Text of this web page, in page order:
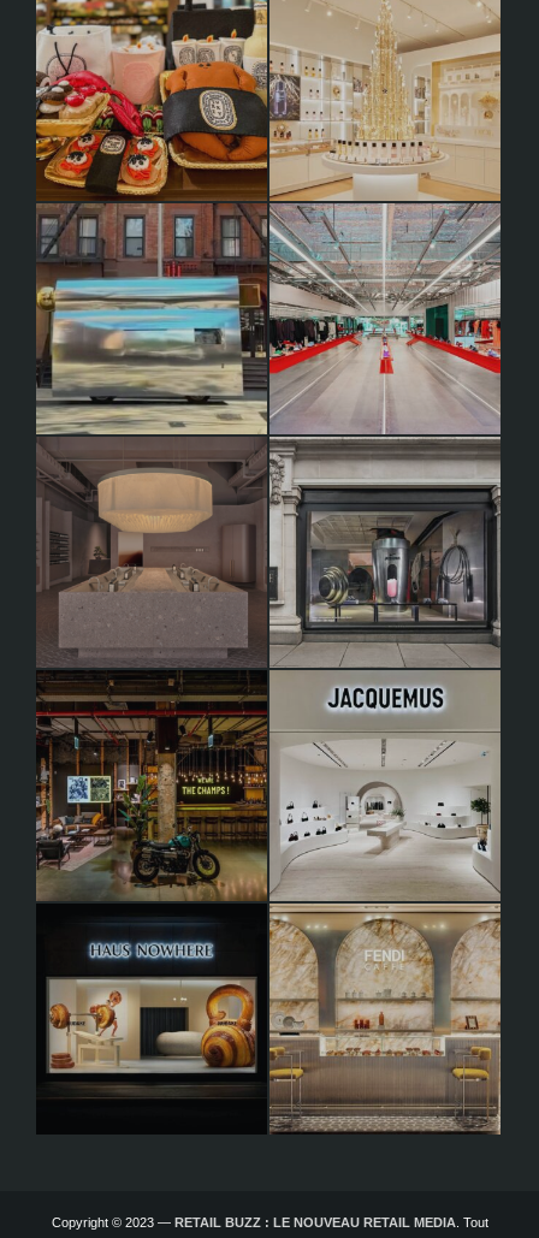
Copyright © 2023 — RETAIL BUZZ : LE NOUVEAU RETAIL MEDIA. Tout